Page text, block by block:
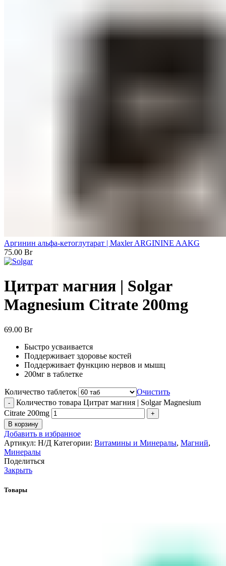
Аргинин альфа-кетоглутарат | Maxler ARGININE AAKG
75.00 Br
Цитрат магния | Solgar
Magnesium Citrate 200mg
69.00 Br
Быстро усваивается
Поддерживает здоровье костей
Поддерживает функцию нервов и мышц
200мг в таблетке
Количество таблеток
Очистить
Количество товара Цитрат магния | Solgar Magnesium
Citrate 200mg
В корзину
Добавить в избранное
Артикул: Н/Д Категории: Витамины и Минералы, Магний,
Минералы
Поделиться
Закрыть
Товары